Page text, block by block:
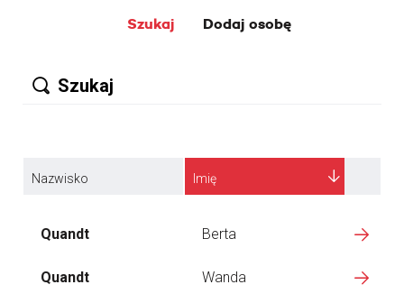
Szukaj
Dodaj osobę
Nazwisko Imię
Quandt Berta
Quandt Wanda